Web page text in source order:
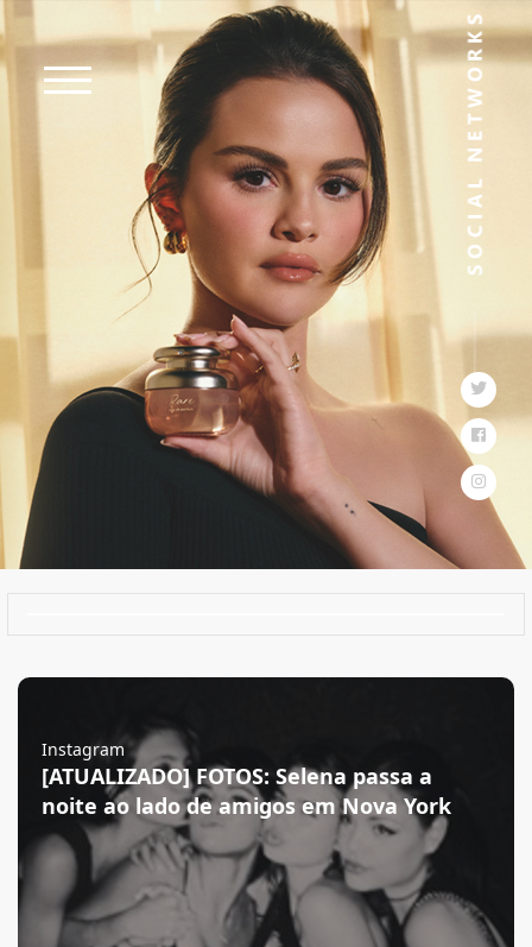
Instagram
[ATUALIZADO] FOTOS: Selena passa a
noite ao lado de amigos em Nova York